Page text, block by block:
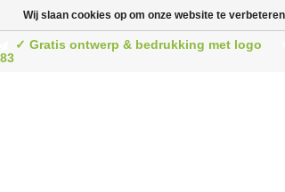
✓ Gratis ontwerp & bedrukking met logo
Wij slaan cookies op om onze website te